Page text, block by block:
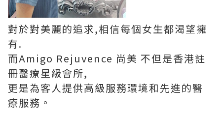
對於對美麗的追求,相信每個女生都渴望擁
有.
而Amigo Rejuvence 尚美 不但是香港註
冊醫療星級會所,
更是為客人提供高級服務環境和先進的醫
療服務。